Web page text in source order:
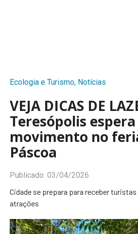
Ecologia e Turismo, Notícias
VEJA DICAS DE
Teresópolis
movimento no
Páscoa
Publicado: 03/04/2026
Cidade se prepara para receber
atrações